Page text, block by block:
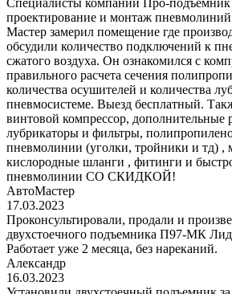
Специалисты компании Про-подъемник
проектирование и монтаж пневмолиний
Мастер замерил помещение где
обсудили количество подключений к
сжатого воздуха. Он ознакомился с
правильного расчета сечения
количества осушителей и количества
пневмосистеме. Выезд бесплатный.
винтовой компрессор, дополнительные
лубрикаторы и фильтры,
пневмолинии (уголки, тройники и тд) ,
кислородные шланги , фитинги и
пневмолинии СО СКИДКОЙ!
АвтоМастер
17.03.2023
Проконсультировали, продали и
двухстоечного подъемника П97-МК
Работает уже 2 месяца, без нареканий.
Александр
16.03.2023